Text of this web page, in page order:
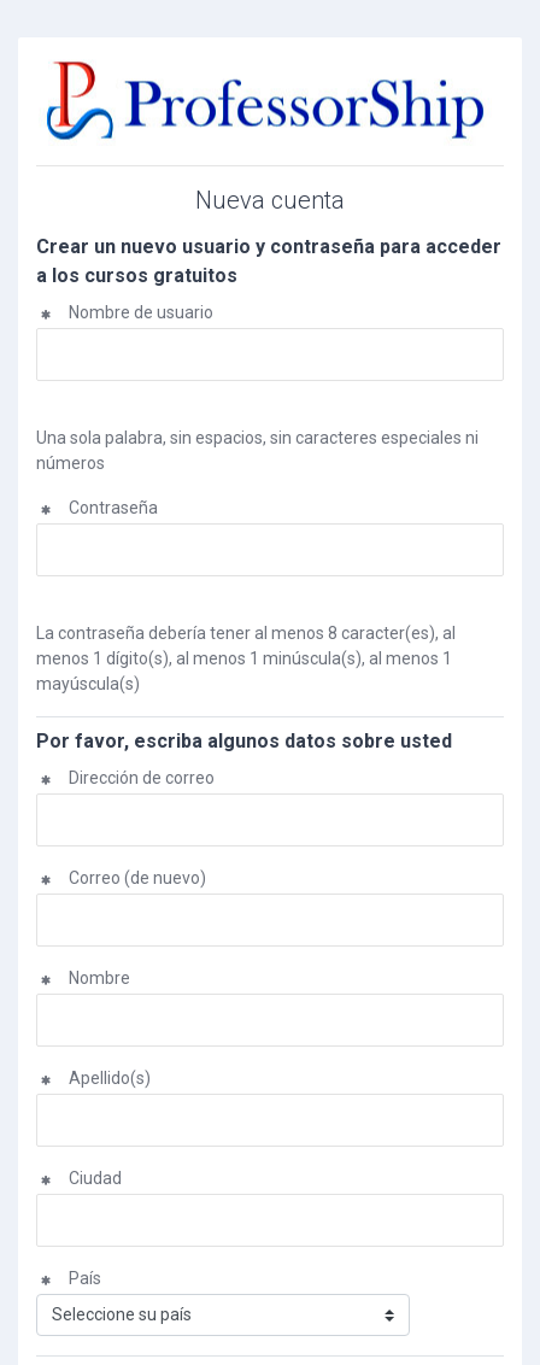
Nueva cuenta
Crear un nuevo usuario y contraseña para acceder
a los cursos gratuitos
Nombre de usuario
Una sola palabra, sin espacios, sin caracteres especiales ni
números
Contraseña
La contraseña debería tener al menos 8 caracter(es), al
menos 1 dígito(s), al menos 1 minúscula(s), al menos 1
mayúscula(s)
Por favor, escriba algunos datos sobre usted
Dirección de correo
Correo (de nuevo)
Nombre
Apellido(s)
Ciudad
País